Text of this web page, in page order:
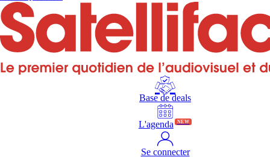
Base de deals
L'agenda NEW
Se connecter